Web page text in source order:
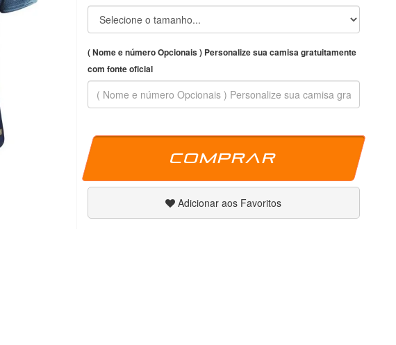
( Nome e número Opcionais ) Personalize sua camisa gratuitamente
com fonte oficial
Comprar
Adicionar aos Favoritos